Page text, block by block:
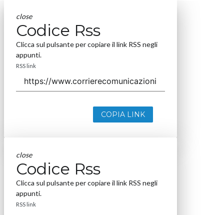
close
Codice Rss
Clicca sul pulsante per copiare il link RSS negli
appunti.
RSS link
COPIA LINK
close
Codice Rss
Clicca sul pulsante per copiare il link RSS negli
appunti.
RSS link